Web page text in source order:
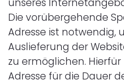
unseres
Die vorübergehende
Adresse ist notwendig,
Auslieferung der
zu ermöglichen. Hierfür
Adresse für die Dauer